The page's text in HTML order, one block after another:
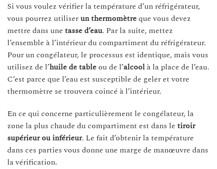
Si vous voulez vérifier la température d’un réfrigérateur,
vous pourrez utiliserun thermomètreque vous devez
mettre dans une tasse d’eau. Par la suite, mettez
l’ensemble à l’intérieur du compartiment du réfrigérateur.
Pour un congélateur, le processus est identique, mais vous
utilisez de l’huile de tableou de l’alcoolà la place de l’eau.
C’est parce que l’eau est susceptible de geler et votre
thermomètre se trouvera coincé à l’intérieur.
En ce qui concerne particulièrement le congélateur, la
zone la plus chaude du compartiment est dans le tiroir
supérieur ou inférieur. Le fait d’obtenir la température
dans ces parties vous donne une marge de manœuvre dans
la vérification.